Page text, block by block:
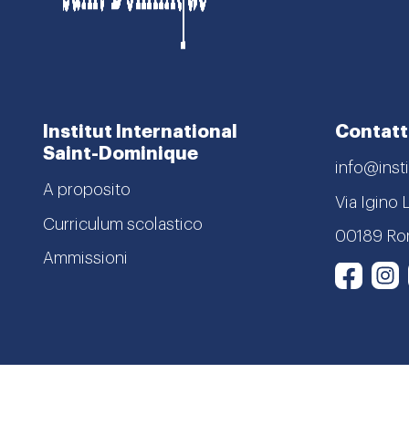
Institut International
Saint-Dominique
A proposito
Curriculum scolastico
Ammissioni
Via Igino
00189